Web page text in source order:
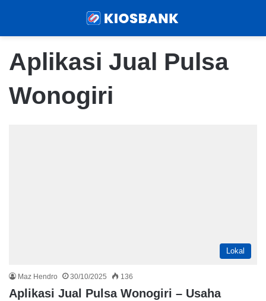
Aplikasi Jual Pulsa
Wonogiri
Lokal
Maz Hendro 30/10/2025 136
Aplikasi Jual Pulsa Wonogiri – Usaha